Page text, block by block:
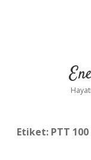
Etiket: PTT